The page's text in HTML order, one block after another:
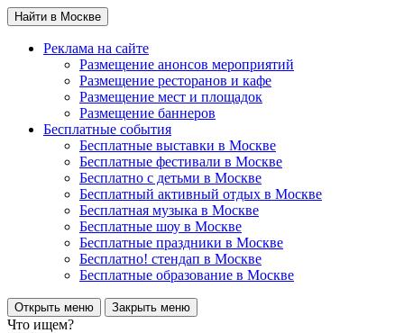
Найти в Москве
Реклама на сайте
Размещение анонсов мероприятий
Размещение ресторанов и кафе
Размещение мест и площадок
Размещение баннеров
Бесплатные события
Бесплатные выставки в Москве
Бесплатные фестивали в Москве
Бесплатно с детьми в Москве
Бесплатный активный отдых в Москве
Бесплатная музыка в Москве
Бесплатные шоу в Москве
Бесплатные праздники в Москве
Бесплатно! стендап в Москве
Бесплатные образование в Москве
Открыть меню Закрыть меню
Что ищем?